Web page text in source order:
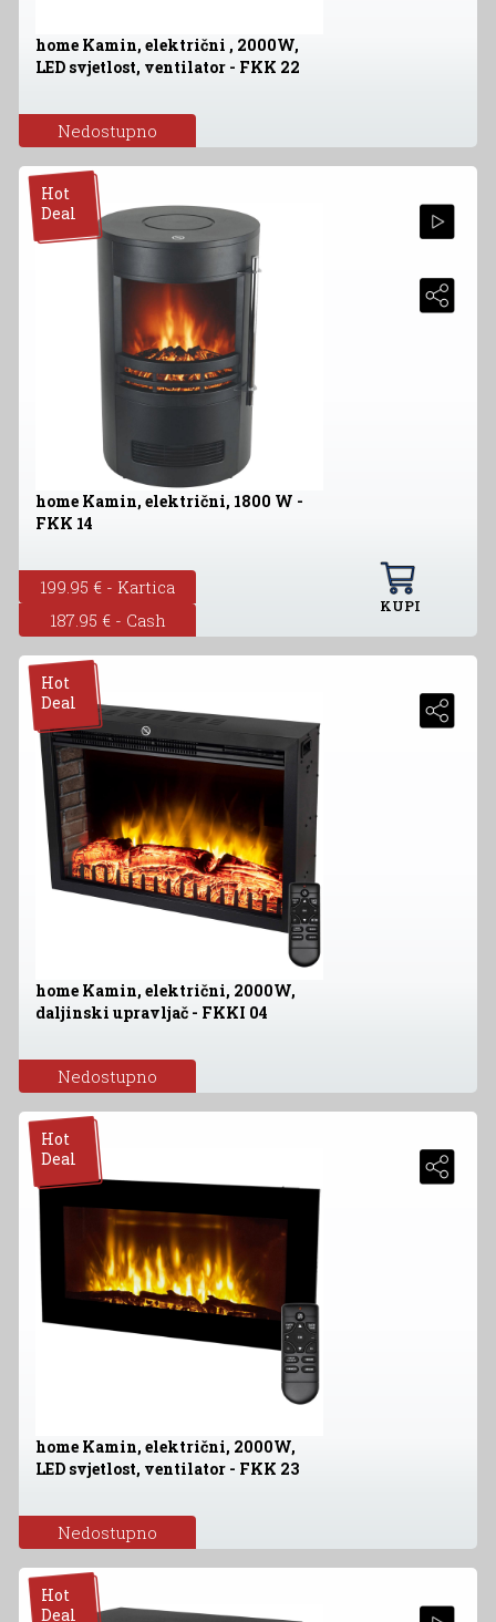
home Kamin, električni , 2000W,
LED svjetlost, ventilator - FKK 22
Nedostupno
Hot
Deal
home Kamin, električni, 1800 W -
FKK 14
199.95 € - Kartica
187.95 € - Cash
KUPI
Hot
Deal
home Kamin, električni, 2000W,
daljinski upravljač - FKKI 04
Nedostupno
Hot
Deal
home Kamin, električni, 2000W,
LED svjetlost, ventilator - FKK 23
Nedostupno
Hot
Deal